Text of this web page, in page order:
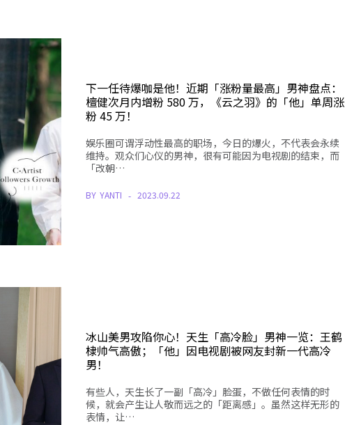
下一任待爆咖是他！近期「涨粉量最高」男神盘点：
檀健次月内增粉 580 万，《云之羽》的「他」单周涨
粉 45 万！
娱乐圈可谓浮动性最高的职场，今日的爆火，不代表会永续
维持。观众们心仪的男神，很有可能因为电视剧的结束，而
「改朝…
BY YANTI 2023.09.22
冰山美男攻陷你心！天生「高冷脸」男神一览：王鹤
棣帅气高傲；「他」因电视剧被网友封新一代高冷
男！
有些人，天生长了一副「高冷」脸蛋，不做任何表情的时
候，就会产生让人敬而远之的「距离感」。虽然这样无形的
表情，让…